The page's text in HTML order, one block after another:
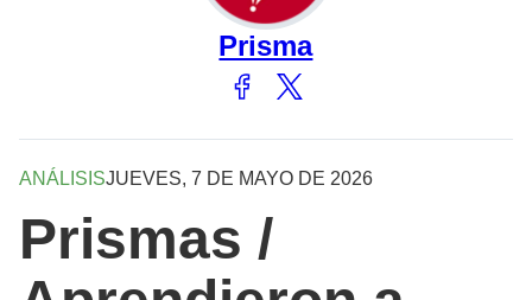
Prisma
ANÁLISISJUEVES, 7 DE MAYO DE 2026
Prismas /